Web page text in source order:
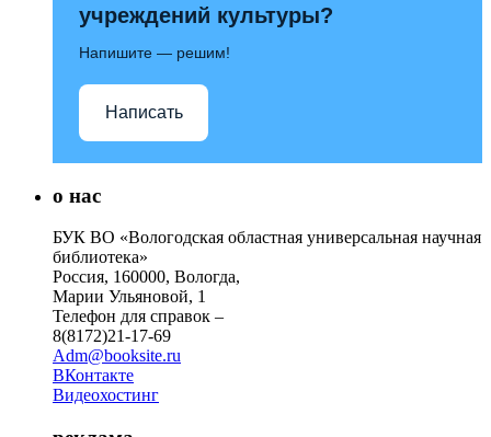
учреждений культуры?
Напишите — решим!
Написать
о нас
БУК ВО «Вологодская областная универсальная научная
библиотека»
Россия, 160000, Вологда,
Марии Ульяновой, 1
Телефон для справок –
8(8172)21-17-69
Adm@booksite.ru
ВКонтакте
Видеохостинг